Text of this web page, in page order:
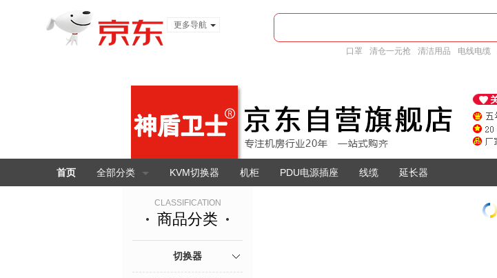
更多导航
口罩 清仓一元抢 清洁用品 电线电缆
首页 全部分类 KVM切换器 机柜 PDU电源插座 线缆 延长器
CLASSIFICATION
商品分类
切换器